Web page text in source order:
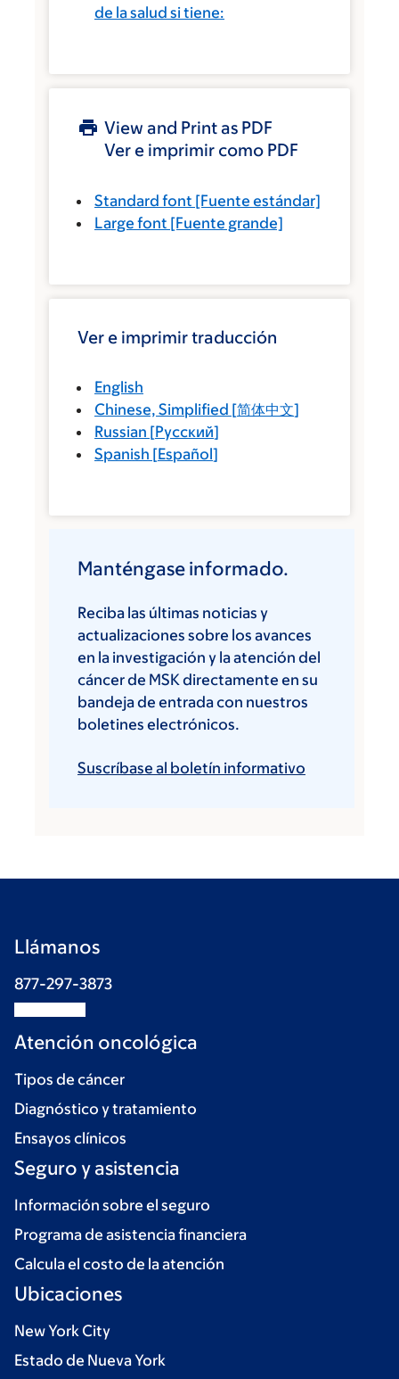
de la salud si tiene:
View and Print as PDF
Ver e imprimir como PDF
Standard font [Fuente estándar]
Large font [Fuente grande]
Ver e imprimir traducción
English
Chinese, Simplified [简体中文]
Russian [Русский]
Spanish [Español]
Manténgase informado.
Reciba las últimas noticias y
actualizaciones sobre los avances
en la investigación y la atención del
cáncer de MSK directamente en su
bandeja de entrada con nuestros
boletines electrónicos.
Suscríbase al boletín informativo
Llámanos
877-297-3873
Atención oncológica
Tipos de cáncer
Diagnóstico y tratamiento
Ensayos clínicos
Seguro y asistencia
Información sobre el seguro
Programa de asistencia financiera
Calcula el costo de la atención
Ubicaciones
New York City
Estado de Nueva York